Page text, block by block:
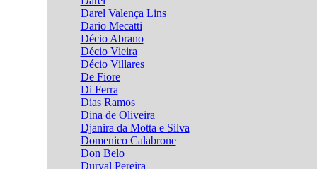
Darel Valença Lins
Dario Mecatti
Décio Abrano
Décio Vieira
Décio Villares
De Fiore
Di Ferra
Dias Ramos
Dina de Oliveira
Djanira da Motta e Silva
Domenico Calabrone
Don Belo
Durval Pereira